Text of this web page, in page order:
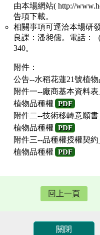
由本場網站( http://
告項下載。
相關事項可逕洽本場研
良課：潘昶儒。電話：
340。
附件：
公告--水稻花蓮21號植
附件一--廠商基本資料
植物品種權 PDF
附件二--技術移轉意願
植物品種權 PDF
附件三--品種權授權契
植物品種權 PDF
回上一頁
關閉